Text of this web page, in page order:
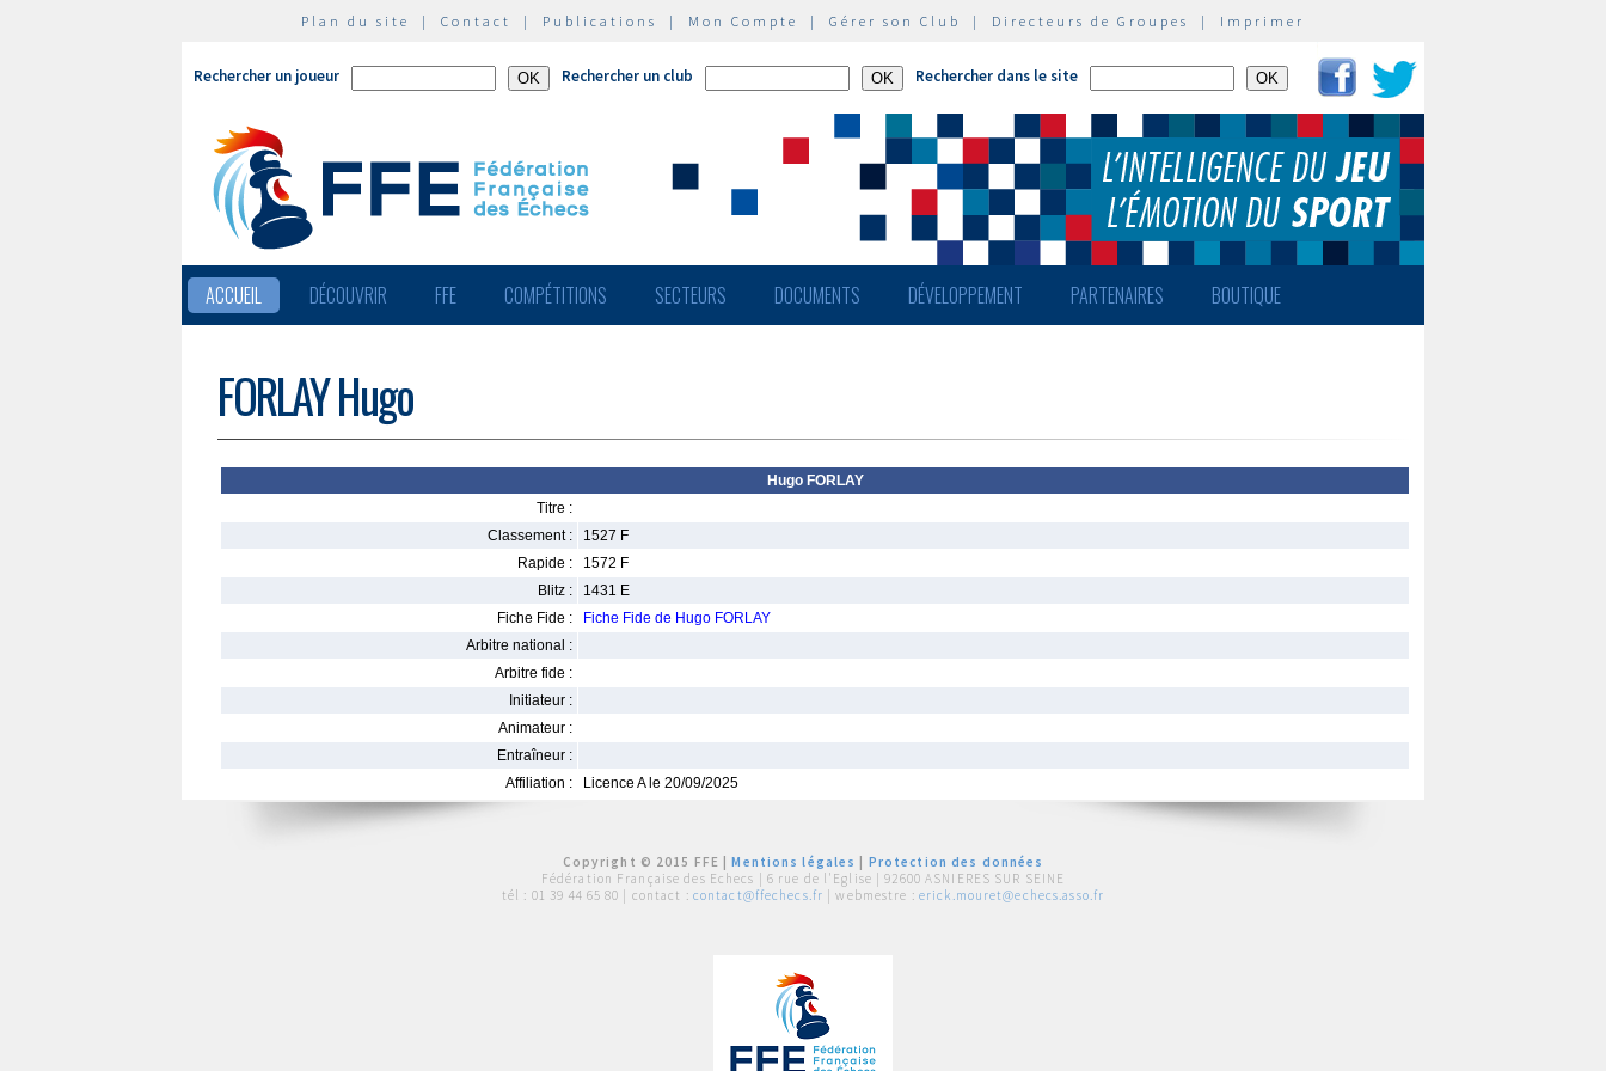
Plan du site | Contact | Publications | Mon Compte | Gérer son Club | Directeurs de Groupes | Imprimer
Rechercher un joueur Rechercher un club Rechercher dans le site
ACCUEIL DÉCOUVRIR FFE COMPÉTITIONS SECTEURS DOCUMENTS DÉVELOPPEMENT PARTENAIRES BOUTIQUE
FORLAY Hugo
Hugo FORLAY
Titre :
Classement :
1527 F
Rapide :
1572 F
Blitz :
1431 E
Fiche Fide :
Fiche Fide de Hugo FORLAY
Arbitre national :
Arbitre fide :
Initiateur :
Animateur :
Entraîneur :
Affiliation :
Licence A le 20/09/2025
Copyright © 2015 FFE |Mentions légales
Protection des données
Fédération Française des Echecs | 6 rue de l'Eglise | 92600 ASNIERES SUR SEINE
tél : 01 39 44 65 80 | contact : contact@ffechecs.fr | webmestre : erick.mouret@echecs.asso.fr